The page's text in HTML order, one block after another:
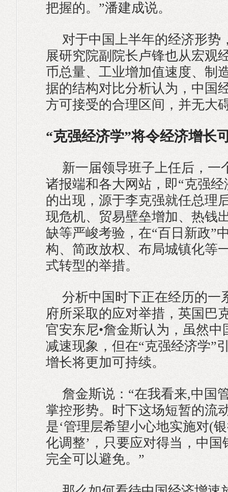
把握的。”潘建成说。
对于中国上半年的经济形势
展研究院副院长卢锋也从宏观
币总量、工业增加值速度、制
据的结构对比分析认为，中国
方可接受的合理区间，并无大
“克强经济学”将令经济增长
新一届领导班子上任后，一
诸报端和各大网站，即“克强
的出现，源于李克强就任总理
现危机、贸易壁垒增加、热钱
缺等严峻考验，在“百日新政”
构、简政放权、布局城镇化等
式转型的举措。
分析中国时下正在经历的一
府所采取的应对举措，英国巴
官安东尼•詹金斯认为，虽然
减速现象，但在“克强经济学”
增长将更加可持续。
詹金斯说：“在我看来,中国
掌控形势。时下这场短暂的流
是‘管理层希望小心地实施对(
化调整’，只要应对得当，中
完全可以避免。”